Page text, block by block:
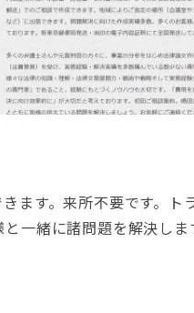
ます。来所不要です。ト
一緒に諸問題を解決しま